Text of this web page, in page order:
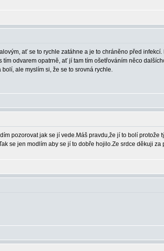
ať se to rychle zatáhne a je to chráněno před
odvarem opatrně, ať jí tam tím ošetřováním něco
ale myslím si, že se to srovná rychle.
pozorovat jak se jí vede.Máš pravdu,že jí to bolí protože
se jen modlím aby se jí to dobře hojilo.Ze srdce děkuji za